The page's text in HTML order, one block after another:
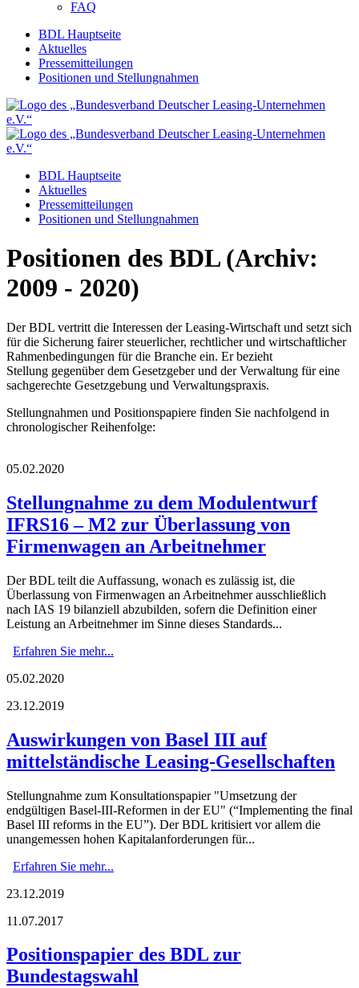
FAQ
BDL Hauptseite
Aktuelles
Pressemitteilungen
Positionen und Stellungnahmen
BDL Hauptseite
Aktuelles
Pressemitteilungen
Positionen und Stellungnahmen
Positionen des BDL (Archiv:
2009 - 2020)
Der BDL vertritt die Interessen der Leasing-Wirtschaft und setzt sich
für die Sicherung fairer steuerlicher, rechtlicher und wirtschaftlicher
Rahmenbedingungen für die Branche ein. Er bezieht
Stellung gegenüber dem Gesetzgeber und der Verwaltung für eine
sachgerechte Gesetzgebung und Verwaltungspraxis.
Stellungnahmen und Positionspapiere finden Sie nachfolgend in
chronologischer Reihenfolge:
05.02.2020
Stellungnahme zu dem Modulentwurf
IFRS16 – M2 zur Überlassung von
Firmenwagen an Arbeitnehmer
Der BDL teilt die Auffassung, wonach es zulässig ist, die
Überlassung von Firmenwagen an Arbeitnehmer ausschließlich
nach IAS 19 bilanziell abzubilden, sofern die Definition einer
Leistung an Arbeitnehmer im Sinne dieses Standards...
Erfahren Sie mehr...
05.02.2020
23.12.2019
Auswirkungen von Basel III auf
mittelständische Leasing-Gesellschaften
Stellungnahme zum Konsultationspapier "Umsetzung der
endgültigen Basel-III-Reformen in der EU" (“Implementing the final
Basel III reforms in the EU”). Der BDL kritisiert vor allem die
unangemessen hohen Kapitalanforderungen für...
Erfahren Sie mehr...
23.12.2019
11.07.2017
Positionspapier des BDL zur
Bundestagswahl